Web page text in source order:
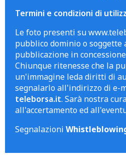
Termini e condizioni di
Le foto presenti su
pubblico dominio o soggette
pubblicazione in
Chiunque ritenesse che la
un'immagine leda diritti di
segnalarlo all'indirizzo di e-
teleborsa.it. Sarà nostra
all'accertamento ed
Segnalazioni